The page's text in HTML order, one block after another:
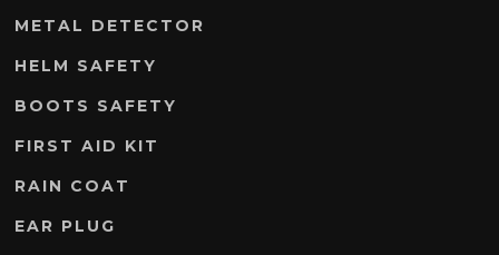
METAL DETECTOR
HELM SAFETY
BOOTS SAFETY
FIRST AID KIT
RAIN COAT
EAR PLUG